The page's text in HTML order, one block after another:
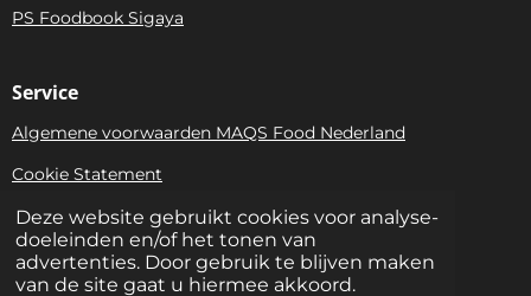
Deze website gebruikt cookies voor analyse-
doeleinden en/of het tonen van
advertenties. Door gebruik te blijven maken
van de site gaat u hiermee akkoord.
PS Foodbook Sigaya
Service
Algemene voorwaarden MAQS Food Nederland
Cookie Statement
Privacy Statement
Bezoekadres: Niels Bohrweg 161 • 3542 CA Utrecht |
Postadres: Witzand 7 • 1261 BM Blaricum |